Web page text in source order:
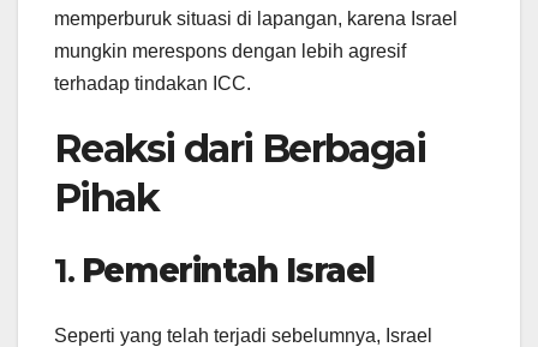
memperburuk situasi di lapangan, karena Israel
mungkin merespons dengan lebih agresif
terhadap tindakan ICC.
Reaksi dari Berbagai
Pihak
1. Pemerintah Israel
Seperti yang telah terjadi sebelumnya, Israel